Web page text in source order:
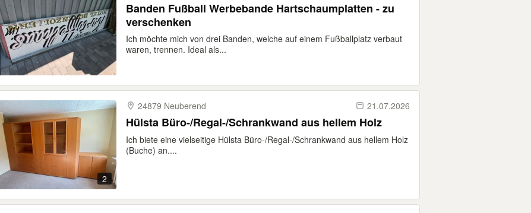
Banden Fußball Werbebande Hartschaumplatten - zu
verschenken
Ich möchte mich von drei Banden, welche auf einem Fußballplatz verbaut
waren, trennen. Ideal als...
2
24879 Neuberend 21.07.2026
Hülsta Büro-/Regal-/Schrankwand aus hellem Holz
Ich biete eine vielseitige Hülsta Büro-/Regal-/Schrankwand aus hellem Holz
(Buche) an....